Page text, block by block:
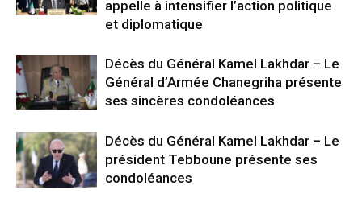
appelle à intensifier l’action politique
et diplomatique
Décès du Général Kamel Lakhdar – Le
Général d’Armée Chanegriha présente
ses sincères condoléances
Décès du Général Kamel Lakhdar – Le
président Tebboune présente ses
condoléances